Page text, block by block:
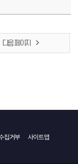
다음 페이지
집거부 사이트맵